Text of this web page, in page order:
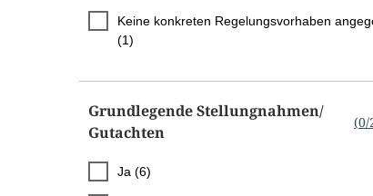
Keine konkreten Regelungsvorhaben
(1)
Grundlegende Stellungnahmen/​
Gutachten
(0/
Ja (6)